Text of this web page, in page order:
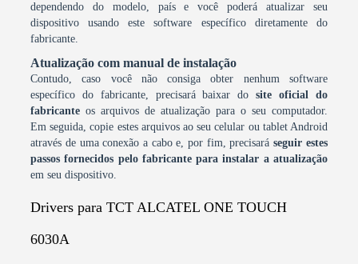
dependendo do modelo, país e você poderá atualizar seu
dispositivo usando este software específico diretamente do
fabricante.
Atualização com manual de instalação
Contudo, caso você não consiga obter nenhum software
específico do fabricante, precisará baixar dosite oficial do
fabricante os arquivos de atualização para o seu computador.
Em seguida, copie estes arquivos ao seu celular ou tablet Android
através de uma conexão a cabo e, por fim, precisaráseguir estes
passos fornecidos pelo fabricante para instalar a atualização
em seu dispositivo.
Drivers para TCT ALCATEL ONE TOUCH
6030A